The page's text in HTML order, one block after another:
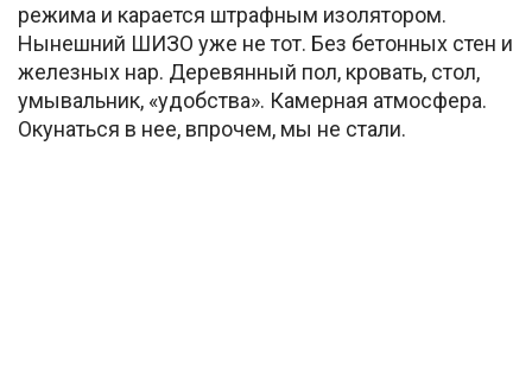
режима и карается штрафным изолятором.
Нынешний ШИЗО уже не тот. Без бетонных стен и
железных нар. Деревянный пол, кровать, стол,
умывальник, «удобства». Камерная атмосфера.
Окунаться в нее, впрочем, мы не стали.